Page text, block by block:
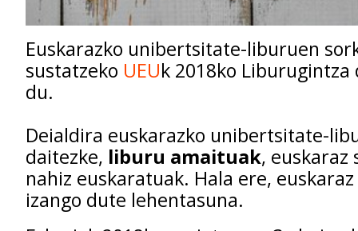
Euskarazko unibertsitate-liburuen
sustatzeko UEUk 2018ko
du.
Deialdira euskarazko unibertsitate-
daitezke, liburu amaituak, euskaraz
nahiz euskaratuak. Hala ere,
izango dute lehentasuna.